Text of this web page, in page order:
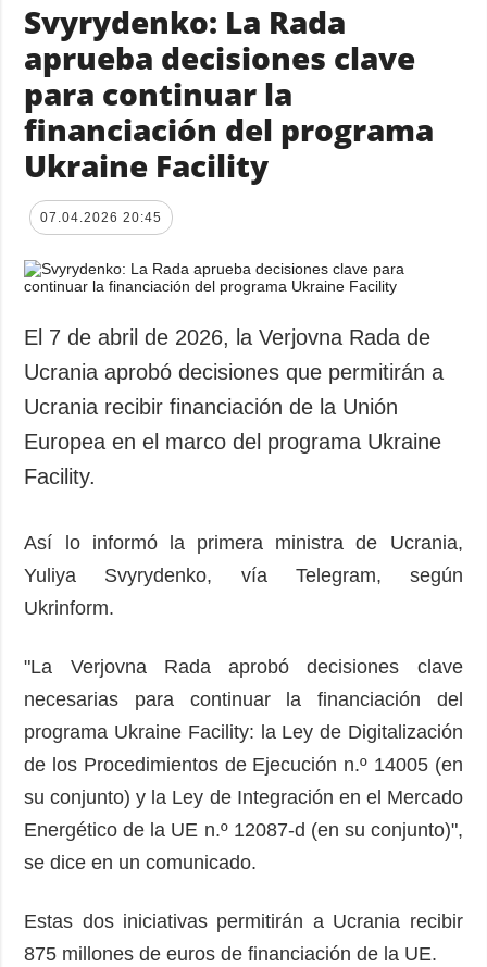
Svyrydenko: La Rada
aprueba decisiones clave
para continuar la
financiación del programa
Ukraine Facility
07.04.2026 20:45
El 7 de abril de 2026, la Verjovna Rada de
Ucrania aprobó decisiones que permitirán a
Ucrania recibir financiación de la Unión
Europea en el marco del programa Ukraine
Facility.
Así lo informó la primera ministra de Ucrania,
Yuliya Svyrydenko, vía Telegram, según
Ukrinform.
"La Verjovna Rada aprobó decisiones clave
necesarias para continuar la financiación del
programa Ukraine Facility: la Ley de Digitalización
de los Procedimientos de Ejecución n.º 14005 (en
su conjunto) y la Ley de Integración en el Mercado
Energético de la UE n.º 12087-d (en su conjunto)",
se dice en un comunicado.
Estas dos iniciativas permitirán a Ucrania recibir
875 millones de euros de financiación de la UE.